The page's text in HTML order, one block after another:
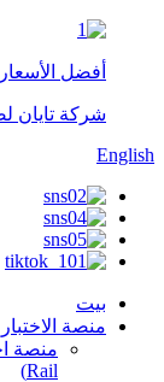
أفضل
شركة تايان
English
بيت
منصة الاختبار
Rail)